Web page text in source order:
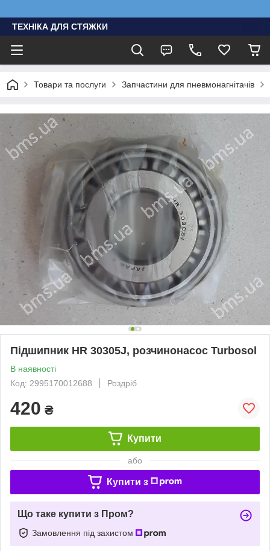
ТЕХНІКА ДЛЯ СТЯЖКИ
Товари та послуги Запчастини для пневмонагнітачів
Підшипник HR 30305J, розчинонасос Turbosol
В наявності
Код: 2995170012688
Роздріб
420 ₴
Купити
або
Купити з
Що таке купити з Пром?
Замовлення під захистом